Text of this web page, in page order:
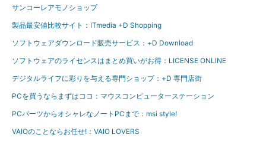
サンコーレアモノショップ
製品最安値比較サイト：ITmedia +D Shopping
ソフトウェアダウンロード販売サービス：+D Download
ソフトウェアのライセンスはまとめ買いがお得：LICENSE ONLINE
デジタルライフに彩りを与える専門ショップ：+D 専門店街
PCを買うならまずはココ：マウスコンピューターステーション
PCパーツからオシャレなノートPCまで：msi style!
VAIOのことならお任せ!：VAIO LOVERS